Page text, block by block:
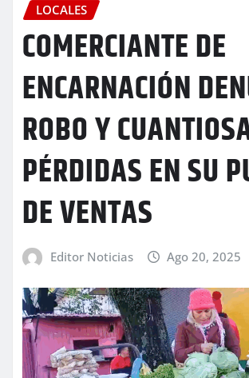
LOCALES
COMERCIANTE DE
ENCARNACIÓN
ROBO Y
PÉRDIDAS EN SU
DE VENTAS
Editor Noticias Ago 20, 2025